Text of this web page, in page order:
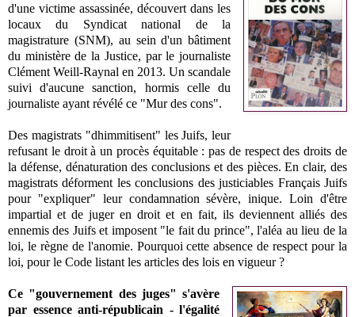
d'une victime assassinée, découvert dans les
locaux du Syndicat national de la
magistrature (SNM), au sein d'un bâtiment
du ministère de la Justice, par le journaliste
Clément Weill-Raynal en 2013. Un scandale
suivi d'aucune sanction, hormis celle du
journaliste ayant révélé ce "Mur des cons".
Des magistrats "dhimmitisent" les Juifs, leur
refusant le droit à un procès équitable : pas de respect des droits de
la défense, dénaturation des conclusions et des pièces. En clair, des
magistrats déforment les conclusions des justiciables Français Juifs
pour "expliquer" leur condamnation sévère, inique. Loin d'être
impartial et de juger en droit et en fait, ils deviennent alliés des
ennemis des Juifs et imposent "le fait du prince", l'aléa au lieu de la
loi, le règne de l'anomie. Pourquoi cette absence de respect pour la
loi, pour le Code listant les articles des lois en vigueur ?
Ce "gouvernement des juges" s'avère
par essence anti-républicain - l'égalité